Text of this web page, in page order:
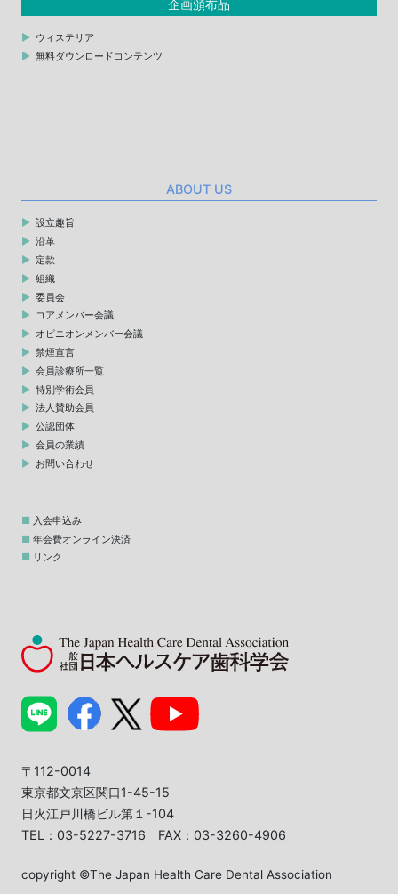
企画頒布品
ウィステリア
無料ダウンロードコンテンツ
ABOUT US
設立趣旨
沿革
定款
組織
委員会
コアメンバー会議
オピニオンメンバー会議
禁煙宣言
会員診療所一覧
特別学術会員
法人賛助会員
公認団体
会員の業績
お問い合わせ
入会申込み
年会費オンライン決済
リンク
〒112-0014
東京都文京区関口1-45-15
日火江戸川橋ビル第１-104
TEL：03-5227-3716 FAX：03-3260-4906
copyright ©The Japan Health Care Dental Association